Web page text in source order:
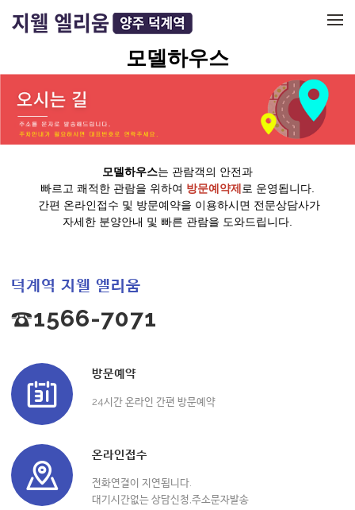
메뉴 건너뛰기
모델하우스
모델하우스는 관람객의 안전과
빠르고 쾌적한 관람을 위하여 방문예약제 로 운영됩니다.
간편 온라인접수 및 방문예약을 이용하시면 전문상담사가
자세한 분양안내 및 빠른 관람을 도와드립니다.
덕계역 지웰 엘리움
☎1566-7071
방문예약
24시간 온라인 간편 방문예약
온라인접수
전화연결이 지연됩니다.
대기시간없는 상담신청,주소문자발송